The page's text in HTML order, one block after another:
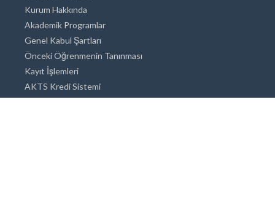
Kurum Hakkında
Akademik Programlar
Genel Kabul Şartları
Önceki Öğrenmenin Tanınması
Kayıt İşlemleri
AKTS Kredi Sistemi